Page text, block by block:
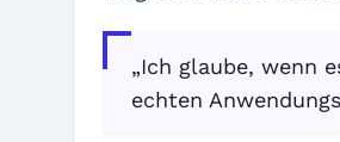
„Ich glaube, wenn
echten